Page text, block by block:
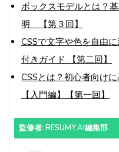
ボックスモデルとは？
明 【第３回】
CSSで文字や色を自由
付きガイド 【第二回】
CSSとは？初心者向け
【入門編】【第一回】
監修者: RESUMY.AI編集部